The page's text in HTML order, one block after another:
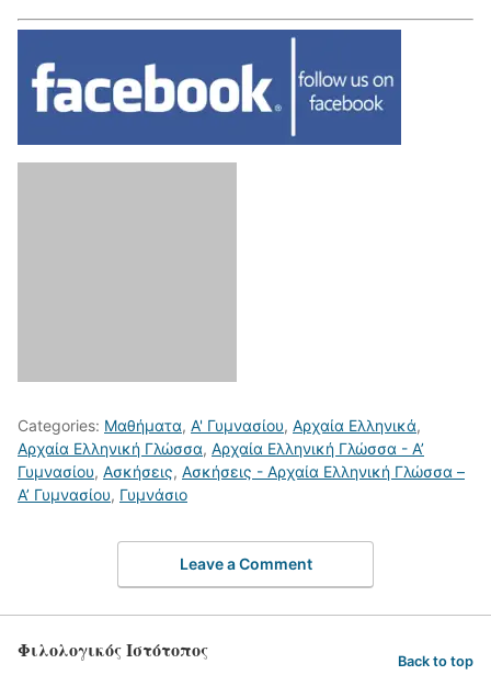
Categories: Μαθήματα, Α' Γυμνασίου, Αρχαία Ελληνικά,
Αρχαία Ελληνική Γλώσσα, Αρχαία Ελληνική Γλώσσα - Α’
Γυμνασίου, Ασκήσεις, Ασκήσεις - Αρχαία Ελληνική Γλώσσα –
Α’ Γυμνασίου, Γυμνάσιο
Leave a Comment
Φιλολογικός Ιστότοπος Back to top